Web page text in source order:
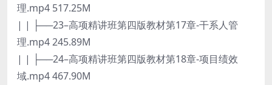
理.mp4 517.25M
| | ├──23–高项精讲班第四版教材第17章-干系人管
理.mp4 245.89M
| | ├──24–高项精讲班第四版教材第18章-项目绩效
域.mp4 467.90M